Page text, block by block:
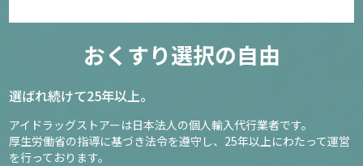
おくすり選択の自由
選ばれ続けて25年以上。
アイドラッグストアーは日本法人の個人輸入代行業者です。
厚生労働省の指導に基づき法令を遵守し、 25年以上にわたって運営
を行っております。